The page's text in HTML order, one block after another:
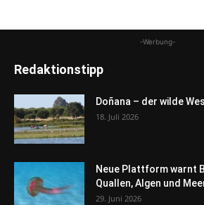
-Werbung-
Redaktionstipp
Doñana – der wilde
18. Juli 2026
Neue Plattform warnt
Quallen, Algen und
29. Juni 2026